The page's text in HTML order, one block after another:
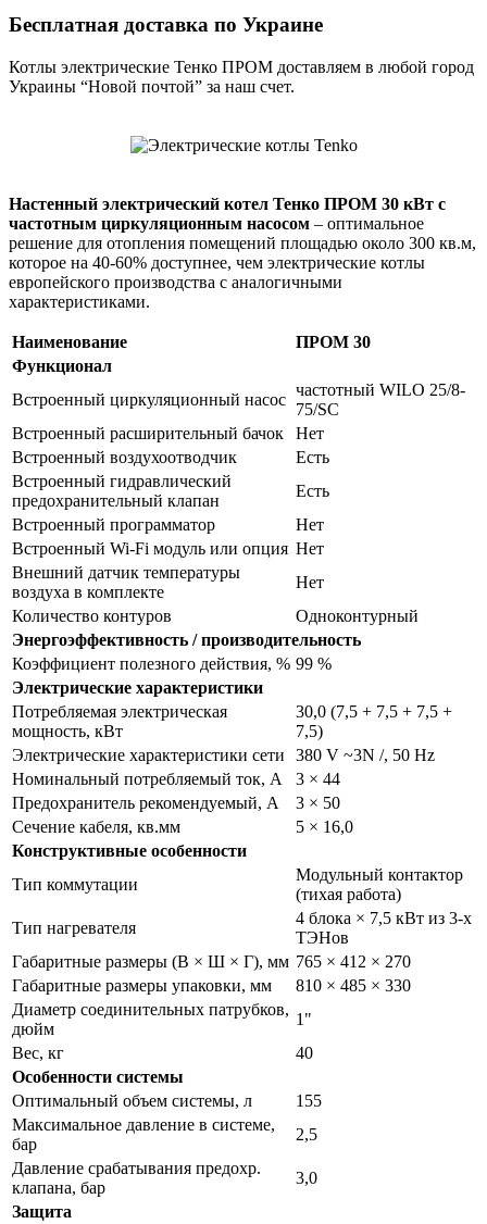
Бесплатная доставка по Украине
Котлы электрические Тенко ПРОМ доставляем в любой город
Украины “Новой почтой” за наш счет.
Настенный электрический котел Тенко ПРОМ 30 кВт с
частотным циркуляционным насосом – оптимальное
решение для отопления помещений площадью около 300 кв.м,
которое на 40-60% доступнее, чем электрические котлы
европейского производства с аналогичными
характеристиками.
Наименование
ПРОМ 30
Функционал
Встроенный циркуляционный насос
частотный WILO 25/8-
75/SC
Встроенный расширительный бачок
Нет
Встроенный воздухоотводчик
Есть
Встроенный гидравлический
предохранительный клапан
Есть
Встроенный программатор
Нет
Встроенный Wi-Fi модуль или опция Нет
Внешний датчик температуры
воздуха в комплекте
Нет
Количество контуров
Одноконтурный
Энергоэффективность / производительность
Коэффициент полезного действия, % 99 %
Электрические характеристики
Потребляемая электрическая
мощность, кВт
30,0 (7,5 + 7,5 + 7,5 +
7,5)
Электрические характеристики сети
380 V ~3N /, 50 Hz
Номинальный потребляемый ток, А
3 × 44
Предохранитель рекомендуемый, А
3 × 50
Сечение кабеля, кв.мм
5 × 16,0
Конструктивные особенности
Тип коммутации
Модульный контактор
(тихая работа)
Тип нагревателя
4 блока × 7,5 кВт из 3-х
ТЭНов
Габаритные размеры (В × Ш × Г), мм 765 × 412 × 270
Габаритные размеры упаковки, мм
810 × 485 × 330
Диаметр соединительных патрубков,
дюйм
1"
Вес, кг
40
Особенности системы
Оптимальный объем системы, л
155
Максимальное давление в системе,
бар
2,5
Давление срабатывания предохр.
клапана, бар
3,0
Защита